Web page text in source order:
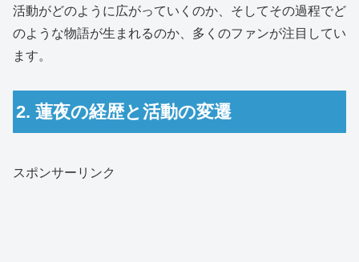
活動がどのように広がっていくのか、そしてその過程でど
のような物語が生まれるのか、多くのファンが注目してい
ます。
2. 蓮夜の経歴と活動の変遷
スポンサーリンク